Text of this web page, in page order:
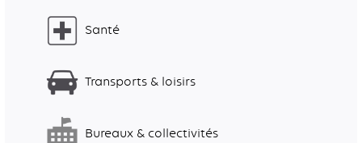
Santé
Transports & loisirs
Bureaux & collectivités